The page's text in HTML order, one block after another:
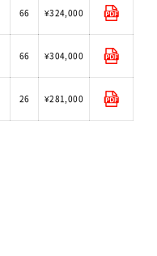
66 ¥324,000
66 ¥304,000
26 ¥281,000